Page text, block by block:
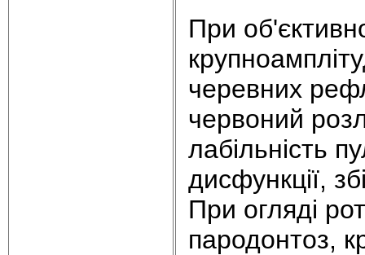
При
черевних
червоний
лабільність
дисфункції,
При огляді
пародонтоз,